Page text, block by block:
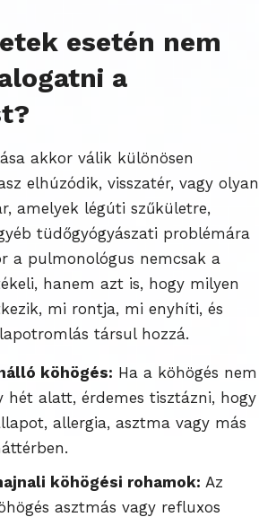
esetén nem
a
akkor válik különösen
elhúzódik, visszatér, vagy olyan
amelyek légúti szűkületre,
tüdőgyógyászati problémára
a pulmonológus nemcsak a
hanem azt is, hogy milyen
mi rontja, mi enyhíti, és
társul hozzá.
köhögés: Ha a köhögés nem
hét alatt, érdemes tisztázni, hogy
allergia, asztma vagy más
köhögési rohamok: Az
asztmás vagy refluxos